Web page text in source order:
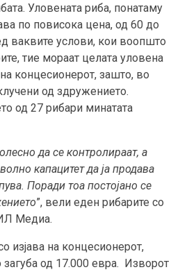
Уловената риба, понатаму
по повисока цена, од 60 до
ваквите услови, кои воопшто
тие мораат целата уловена
концесионерот, зашто, во
од здружението.
од 27 рибари минатата
да се контролираат, а
капацитет да ја продава
. Поради тоа постојано се
”, вели еден рибарите со
Медиа.
изјава на концесионерот,
од 17.000 евра. Изворот